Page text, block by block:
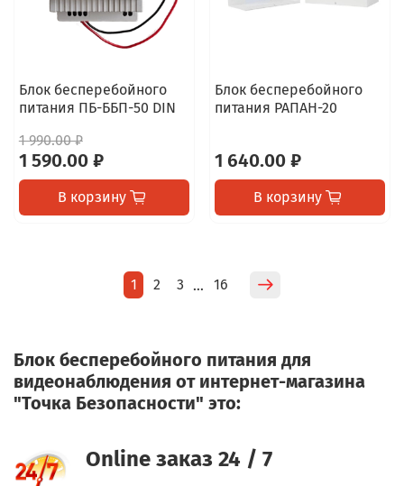
Блок бесперебойного
питания ПБ-ББП-50 DIN
1 990.00 ₽
1 590.00 ₽
В корзину
Блок бесперебойного
питания РАПАН-20
1 640.00 ₽
В корзину
1 2 3 … 16
Блок бесперебойного питания для
видеонаблюдения от интернет-магазина
"Точка Безопасности" это:
Online заказ 24 / 7